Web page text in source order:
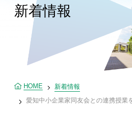
新着情報
HOME
新着情報
愛知中小企業家同友会との連携授業